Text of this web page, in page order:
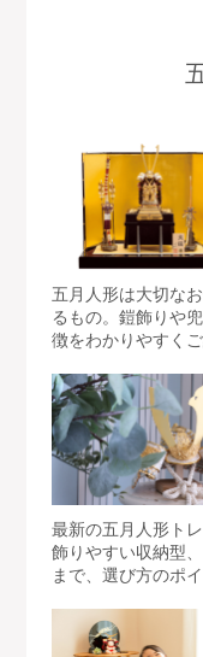
五月人形は大切な
るもの。鎧飾りや
徴をわかりやすく
最新の五月人形ト
飾りやすい収納型
まで、選び方のポ